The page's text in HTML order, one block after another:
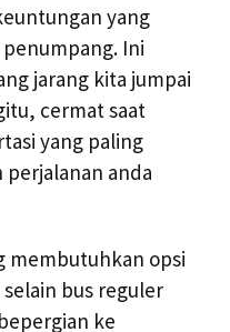
yang
Ini
jarang kita jumpai
cermat saat
yang paling
perjalanan anda
membutuhkan opsi
bus reguler
ke